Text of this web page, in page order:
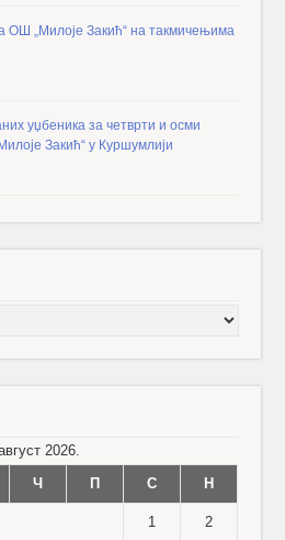
ОШ „Милоје Закић“ на такмичењима
уџбеника за четврти и осми
Закић“ у Куршумлији
2026.
Ч П С Н
1 2